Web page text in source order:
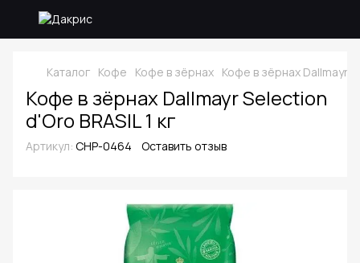
Каталог Кофе Кофе в зёрнах Кофе в зёрнах Dallmayr
Кофе в зёрнах Dallmayr Selection
d'Oro BRASIL 1 кг
Артикул: CHP-0464 Оставить отзыв